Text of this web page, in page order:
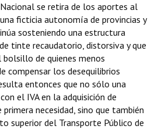
se retira de los aportes al
ficticia autonomía de provincias y
sosteniendo una estructura
tinte recaudatorio, distorsiva y que
de quienes menos
compensar los desequilibrios
entonces que no sólo una
el IVA en la adquisición de
necesidad, sino que también
superior del Transporte Público de